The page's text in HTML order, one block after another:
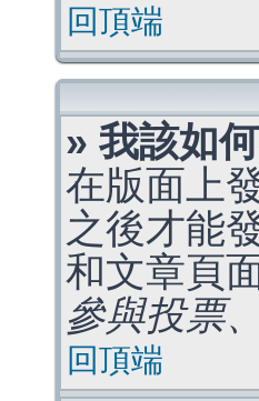
回頂端
» 我該如
在版面上
之後才能
和文章頁
參與投票
回頂端